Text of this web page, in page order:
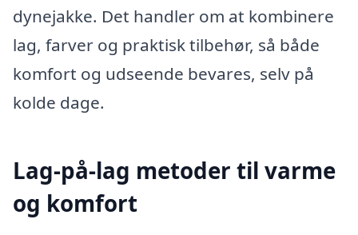
dynejakke. Det handler om at kombinere
lag, farver og praktisk tilbehør, så både
komfort og udseende bevares, selv på
kolde dage.
Lag-på-lag metoder til varme
og komfort